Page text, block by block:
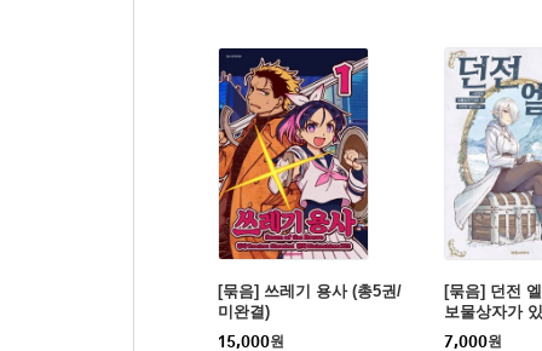
[묶음] 쓰레기 용사 (총5권/
미완결)
15,000원
[묶음] 던전
보물상자가
일인가요~ (
7,000원